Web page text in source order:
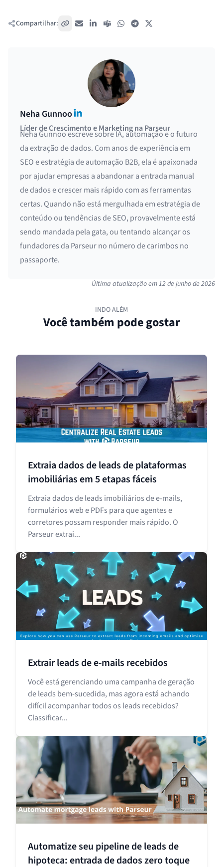
Compartilhar: Copiar link
E-mail LinkedIn
Teams WhatsAppTelegram
Neha GunnooLinkedIn
Líder de Crescimento e Marketing na Parseur
Neha Gunnoo escreve sobre IA, automação e o futuro
da extração de dados. Com anos de experiência em
SEO e estratégia de automação B2B, ela é apaixonada
por ajudar empresas a abandonar a entrada manual
de dados e crescer mais rápido com as ferramentas
certas. Quando não está mergulhada em estratégia de
conteúdo ou tendências de SEO, provavelmente está
sendo mandada pela gata, ou tentando alcançar os
fundadores da Parseur no número de carimbos no
passaporte.
Última atualização em12 de junho de 2026
INDO ALÉM
Você também pode gostar
Extraia dados de leads de plataformas
imobiliárias em 5 etapas fáceis
Extraia dados de leads imobiliários de e-mails,
formulários web e PDFs para que agentes e
corretores possam responder mais rápido. O
Parseur extrai...
Extrair leads de e-mails recebidos
Você está gerenciando uma campanha de geração
de leads bem-sucedida, mas agora está achando
difícil acompanhar todos os leads recebidos?
Classificar...
Automatize seu pipeline de leads de
hipoteca: entrada de dados zero toque